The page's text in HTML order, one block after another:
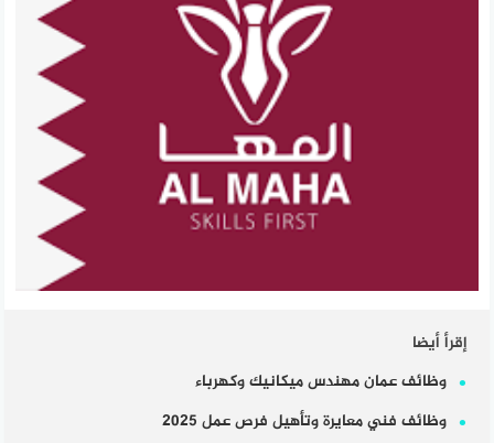
إقرأ أيضا
وظائف عمان مهندس ميكانيك وكهرباء
وظائف فني معايرة وتأهيل فرص عمل 2025